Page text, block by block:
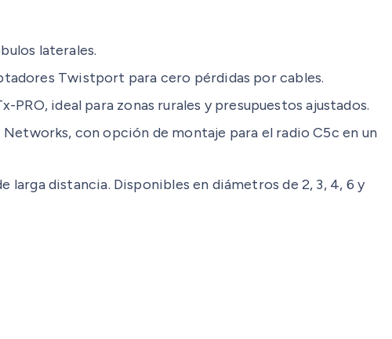
laterales.
Twistport para cero pérdidas por cables.
ideal para zonas rurales y presupuestos ajustados.
con opción de montaje para el radio C5c en un
larga distancia. Disponibles en diámetros de 2, 3, 4, 6 y